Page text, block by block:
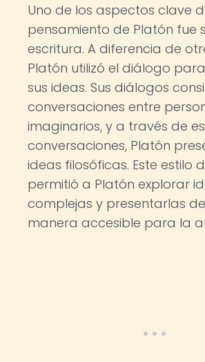
Uno de los aspectos clave
pensamiento de Platón fue
escritura. A diferencia de
Platón utilizó el diálogo
sus ideas. Sus diálogos
conversaciones entre
imaginarios, y a través de
conversaciones, Platón
ideas filosóficas. Este estilo
permitió a Platón explorar
complejas y presentarlas
manera accesible para la